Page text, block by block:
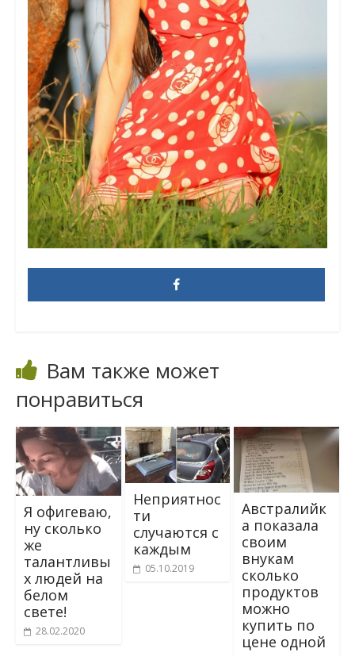
Вам также может
понравиться
Я офигеваю,
ну сколько
же
талантливы
х людей на
белом
свете!
28.02.2020
Неприятнос
ти
случаются с
каждым
05.10.2019
Австралийк
а показала
своим
внукам
сколько
продуктов
можно
купить по
цене одной